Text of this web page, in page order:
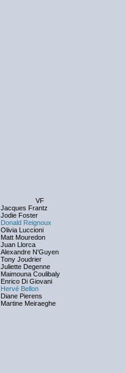
VF
Jacques Frantz
Jodie Foster
Donald Reignoux
Olivia Luccioni
Matt Mouredon
Juan Llorca
Alexandre N'Guyen
Tony Joudrier
Juliette Degenne
Maimouna Coulibaly
Enrico Di Giovani
Hervé Bellon
Diane Pierens
Martine Meiraeghe